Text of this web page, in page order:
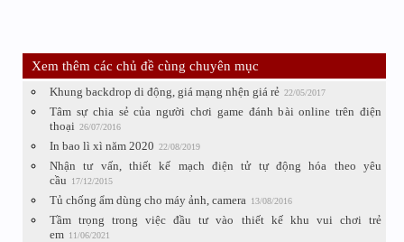
Xem thêm các chủ đề cùng chuyên mục
Khung backdrop di động, giá mạng nhện giá rẻ 22/05/2017
Tâm sự chia sẻ của người chơi game đánh bài online trên điện
thoại 26/07/2016
In bao lì xì năm 2020 22/08/2019
Nhận tư vấn, thiết kế mạch điện tử tự động hóa theo yêu
cầu
17/12/2015
Tủ chống ẩm dùng cho máy ảnh, camera 13/08/2016
Tầm trọng trong việc đầu tư vào thiết kế khu vui chơi trẻ
em 11/06/2021